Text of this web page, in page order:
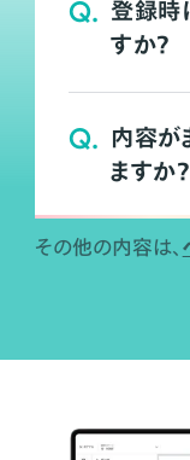
Q. 登録時
すか？
Q. 内容が
ますか？
その他の内容は、